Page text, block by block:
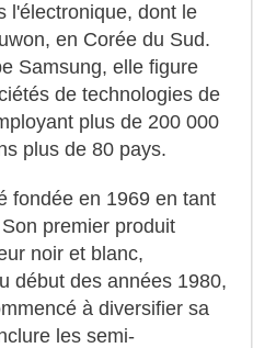
l'électronique, dont le
en Corée du Sud.
Samsung, elle figure
de technologies de
plus de 200 000
plus de 80 pays.
fondée en 1969 en tant
premier produit
noir et blanc,
début des années 1980,
à diversifier sa
les semi-